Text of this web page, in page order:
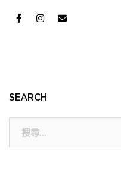
SEARCH